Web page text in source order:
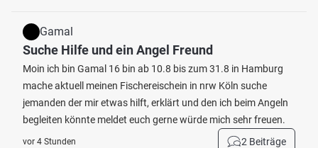
Gamal
Suche Hilfe und ein Angel Freund
Moin ich bin Gamal 16 bin ab 10.8 bis zum 31.8 in Hamburg
mache aktuell meinen Fischereischein in nrw Köln suche
jemanden der mir etwas hilft, erklärt und den ich beim Angeln
begleiten könnte meldet euch gerne würde mich sehr freuen.
vor 4 Stunden 2 Beiträge